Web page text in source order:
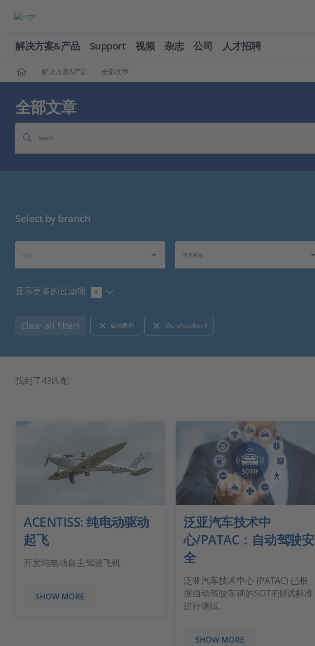
解决方案&产品 Support 视频 杂志 公司 人才招聘
解决方案&产品 全部文章
全部文章
Search
Select by branch
行业 应用领域
显示更多的过滤项 2
Clear all filters 成功案例 MicroAutoBox II
找到了43匹配
ACENTISS: 纯电动驱动
起飞
开发纯电动自主驾驶飞机
SHOW MORE
泛亚汽车技术中
心/PATAC：自动驾驶安
全
泛亚汽车技术中心 (PATAC) 已根
据自动驾驶车辆的SOTIF测试标准
进行测试。
SHOW MORE